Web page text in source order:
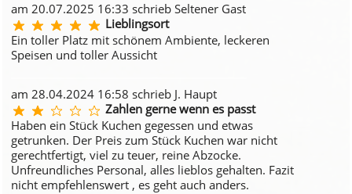
am 20.07.2025 16:33 schrieb Seltener Gast
Lieblingsort
Ein toller Platz mit schönem Ambiente, leckeren
Speisen und toller Aussicht
am 28.04.2024 16:58 schrieb J. Haupt
Zahlen gerne wenn es passt
Haben ein Stück Kuchen gegessen und etwas
getrunken. Der Preis zum Stück Kuchen war nicht
gerechtfertigt, viel zu teuer, reine Abzocke.
Unfreundliches Personal, alles lieblos gehalten. Fazit
nicht empfehlenswert , es geht auch anders.